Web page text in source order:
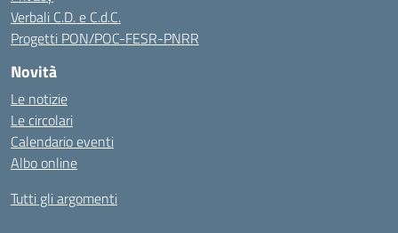
Verbali C.D. e C.d.C.
Progetti PON/POC-FESR-PNRR
Novità
Le notizie
Le circolari
Calendario eventi
Albo online
Tutti gli argomenti